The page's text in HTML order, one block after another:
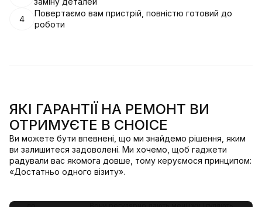
4
Повертаємо вам пристрій, повністю готовий до
роботи
ЯКІ ГАРАНТІЇ НА РЕМОНТ ВИ
ОТРИМУЄТЕ В CHOICE
Ви можете бути впевнені, що ми знайдемо рішення, яким
ви залишитеся задоволені. Ми хочемо, щоб гаджети
радували вас якомога довше, тому керуємося принципом:
«Достатньо одного візиту».